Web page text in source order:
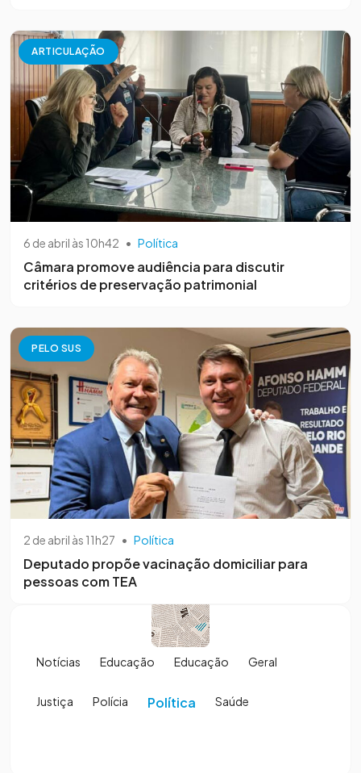
ARTICULAÇÃO
6 de abril às 10h42 • Política
Câmara promove audiência para discutir
critérios de preservação patrimonial
PELO SUS
2 de abril às 11h27 • Política
Deputado propõe vacinação domiciliar para
pessoas com TEA
Notícias Educação Educação Geral
Justiça Polícia Política Saúde